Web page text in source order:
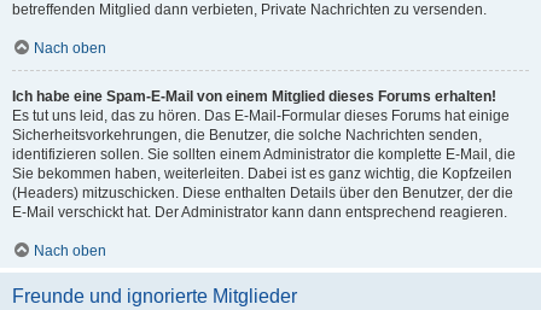
betreffenden Mitglied dann verbieten, Private Nachrichten zu versenden.
Nach oben
Ich habe eine Spam-E-Mail von einem Mitglied dieses Forums erhalten!
Es tut uns leid, das zu hören. Das E-Mail-Formular dieses Forums hat einige
Sicherheitsvorkehrungen, die Benutzer, die solche Nachrichten senden,
identifizieren sollen. Sie sollten einem Administrator die komplette E-Mail, die
Sie bekommen haben, weiterleiten. Dabei ist es ganz wichtig, die Kopfzeilen
(Headers) mitzuschicken. Diese enthalten Details über den Benutzer, der die
E-Mail verschickt hat. Der Administrator kann dann entsprechend reagieren.
Nach oben
Freunde und ignorierte Mitglieder